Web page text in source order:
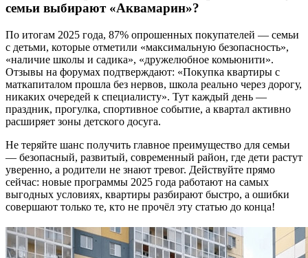
семьи выбирают «Аквамарин»?
По итогам 2025 года, 87% опрошенных покупателей — семьи
с детьми, которые отметили «максимальную безопасность»,
«наличие школы и садика», «дружелюбное комьюнити».
Отзывы на форумах подтверждают: «Покупка квартиры с
маткапиталом прошла без нервов, школа реально через дорогу,
никаких очередей к специалисту». Тут каждый день —
праздник, прогулка, спортивное событие, а квартал активно
расширяет зоны детского досуга.
Не теряйте шанс получить главное преимущество для семьи
— безопасный, развитый, современный район, где дети растут
уверенно, а родители не знают тревог. Действуйте прямо
сейчас: новые программы 2025 года работают на самых
выгодных условиях, квартиры разбирают быстро, а ошибки
совершают только те, кто не прочёл эту статью до конца!